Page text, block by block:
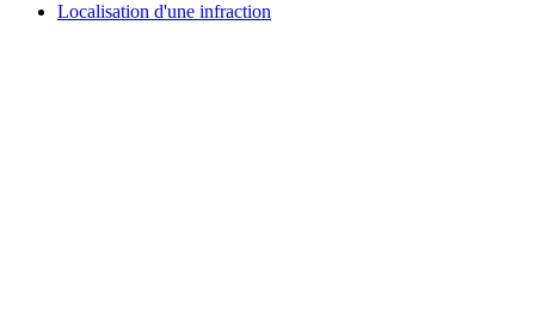
Localisation d'une infraction